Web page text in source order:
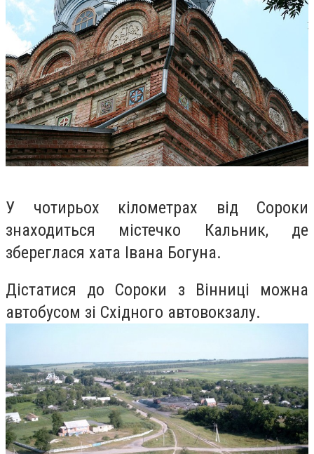
У чотирьох кілометрах від Сороки
знаходиться містечко Кальник, де
збереглася хата Івана Богуна.
Дістатися до Сороки з Вінниці можна
автобусом зі Східного автовокзалу.